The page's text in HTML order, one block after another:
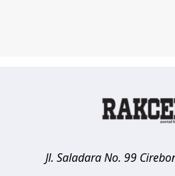
Jl. Saladara No. 99